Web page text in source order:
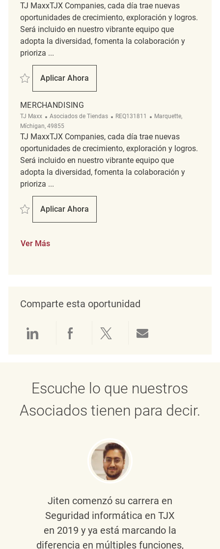
TJ MaxxTJX Companies, cada día trae nuevas
oportunidades de crecimiento, exploración y logros.
Será incluido en nuestro vibrante equipo que
adopta la diversidad, fomenta la colaboración y
prioriza ...
Salvar Merchandising REQ139781
Aplicar Ahora
Merchandising
MERCHANDISING
TJ Maxx Categoría
Asociados de Tiendas ReqId
REQ131811 Ubicación
Marquette,
Míchigan, 49855
TJ MaxxTJX Companies, cada día trae nuevas
oportunidades de crecimiento, exploración y logros.
Será incluido en nuestro vibrante equipo que
adopta la diversidad, fomenta la colaboración y
prioriza ...
Salvar Merchandising REQ131811
Aplicar Ahora
Merchandising
Ver Más
Comparte esta oportunidad
Compartir a través de LinkedIn
Compartir a través de
Compartir a través
Escuche lo que nuestros
Asociados tienen para decir.
Jiten comenzó su carrera en
Seguridad informática en TJX
en 2019 y ya está marcando la
diferencia en múltiples funciones,